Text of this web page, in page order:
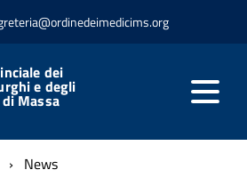
dei
e degli
Massa
News